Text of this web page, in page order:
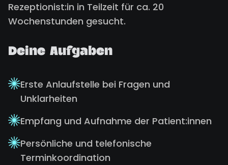
Rezeptionist:in in Teilzeit für ca. 20
Wochenstunden gesucht.
Deine Aufgaben
Erste Anlaufstelle bei Fragen und
Unklarheiten
Empfang und Aufnahme der Patient:innen
Persönliche und telefonische
Terminkoordination